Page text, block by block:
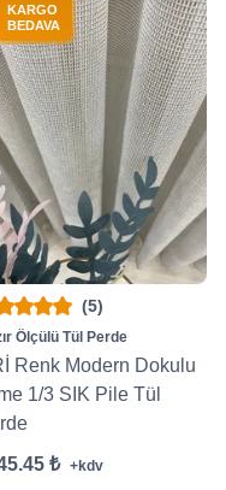
KARGO
BEDAVA
(5)
Ölçülü Tül Perde
Renk Modern Dokulu
1/3 SIK Pile Tül
₺ +kdv